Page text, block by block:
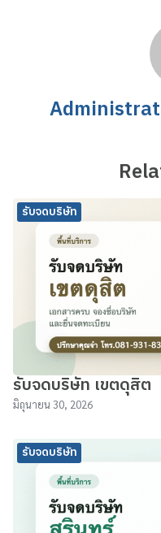
รับจดบริษัท
รับจดบริษัท เขตดุสิต
มิถุนายน 30, 2026
รับจดบริษัท